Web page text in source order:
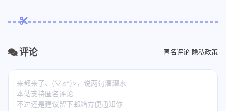
评论 匿名评论 隐私政策